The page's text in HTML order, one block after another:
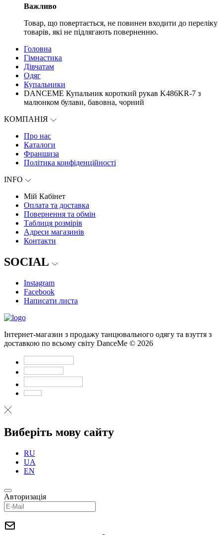
Важливо
Товар, що повертається, не повинен входити до переліку
товарів, які не підлягають поверненню.
Головна
Гімнастика
Дівчатам
Одяг
Купальники
DANCEME Купальник короткий рукав K486KR-7 з
малюнком булави, бавовна, чорний
КОМПАНІЯ
Про нас
Каталоги
Франшиза
Політика конфіденційності
INFO
Мій Кабінет
Оплата та доставка
Повернення та обмін
Таблиця розмірів
Адреси магазинів
Контакти
SOCIAL
Instagram
Facebook
Написати листа
Інтернет-магазин з продажу танцювального одягу та взуття з
доставкою по всьому світу DanceMe © 2026
Виберіть мову сайту
RU
UA
EN
Авторизація